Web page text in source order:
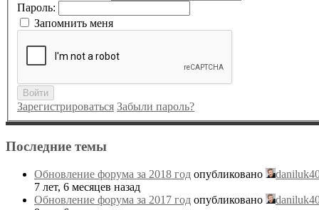
Пароль:
Запомнить меня
Войти
Зарегистрироваться Забыли пароль?
Последние темы
Обновление форума за 2018 год опубликовано
7 лет, 6 месяцев назад
Обновление форума за 2017 год опубликовано